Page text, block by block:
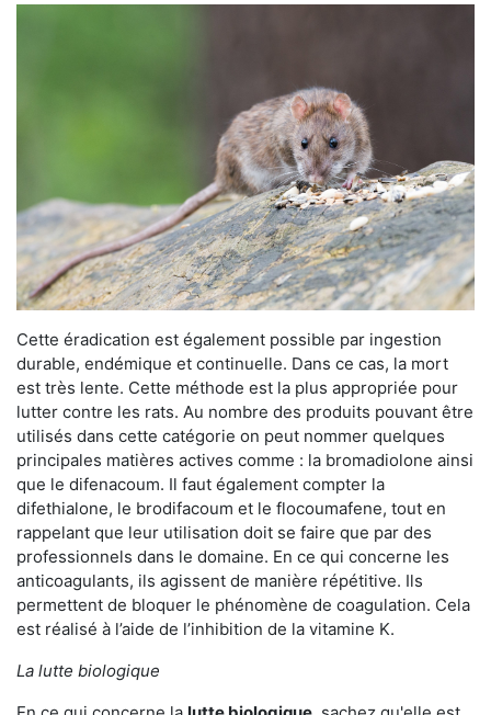
Cette éradication est également possible par ingestion
durable, endémique et continuelle. Dans ce cas, la mort
est très lente. Cette méthode est la plus appropriée pour
lutter contre les rats. Au nombre des produits pouvant être
utilisés dans cette catégorie on peut nommer quelques
principales matières actives comme : la bromadiolone ainsi
que le difenacoum. Il faut également compter la
difethialone, le brodifacoum et le flocoumafene, tout en
rappelant que leur utilisation doit se faire que par des
professionnels dans le domaine. En ce qui concerne les
anticoagulants, ils agissent de manière répétitive. Ils
permettent de bloquer le phénomène de coagulation. Cela
est réalisé à l’aide de l’inhibition de la vitamine K.
La lutte biologique